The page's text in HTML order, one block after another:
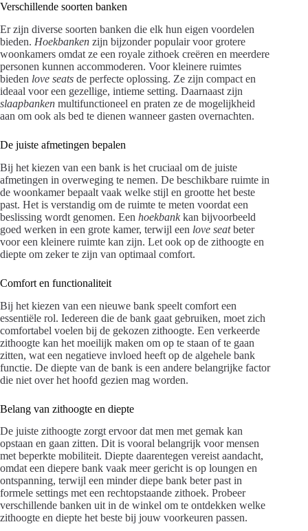
Verschillende soorten banken
Er zijn diverse soorten banken die elk hun eigen voordelen
bieden. Hoekbanken zijn bijzonder populair voor grotere
woonkamers omdat ze een royale zithoek creëren en meerdere
personen kunnen accommoderen. Voor kleinere ruimtes
bieden love seats de perfecte oplossing. Ze zijn compact en
ideaal voor een gezellige, intieme setting. Daarnaast zijn
slaapbanken multifunctioneel en praten ze de mogelijkheid
aan om ook als bed te dienen wanneer gasten overnachten.
De juiste afmetingen bepalen
Bij het kiezen van een bank is het cruciaal om de juiste
afmetingen in overweging te nemen. De beschikbare ruimte in
de woonkamer bepaalt vaak welke stijl en grootte het beste
past. Het is verstandig om de ruimte te meten voordat een
beslissing wordt genomen. Een hoekbankkan bijvoorbeeld
goed werken in een grote kamer, terwijl een love seatbeter
voor een kleinere ruimte kan zijn. Let ook op de zithoogte en
diepte om zeker te zijn van optimaal comfort.
Comfort en functionaliteit
Bij het kiezen van een nieuwe bank speelt comfort een
essentiële rol. Iedereen die de bank gaat gebruiken, moet zich
comfortabel voelen bij de gekozen zithoogte. Een verkeerde
zithoogte kan het moeilijk maken om op te staan of te gaan
zitten, wat een negatieve invloed heeft op de algehele bank
functie. De diepte van de bank is een andere belangrijke factor
die niet over het hoofd gezien mag worden.
Belang van zithoogte en diepte
De juiste zithoogte zorgt ervoor dat men met gemak kan
opstaan en gaan zitten. Dit is vooral belangrijk voor mensen
met beperkte mobiliteit. Diepte daarentegen vereist aandacht,
omdat een diepere bank vaak meer gericht is op loungen en
ontspanning, terwijl een minder diepe bank beter past in
formele settings met een rechtopstaande zithoek. Probeer
verschillende banken uit in de winkel om te ontdekken welke
zithoogte en diepte het beste bij jouw voorkeuren passen.